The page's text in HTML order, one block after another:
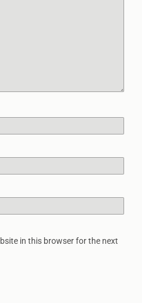
in this browser for the next